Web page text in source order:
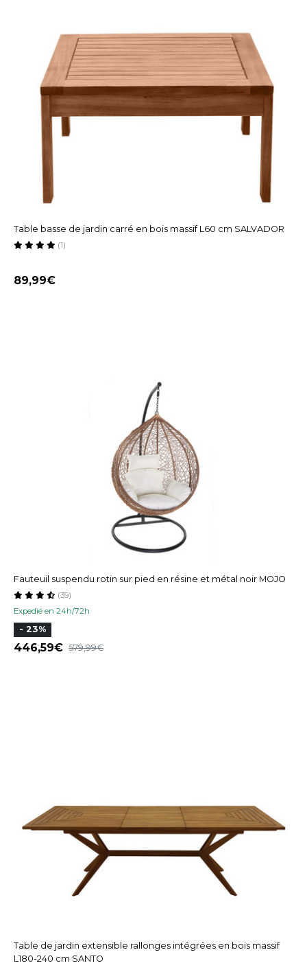
Table basse de jardin carré en bois massif L60 cm SALVADOR
(1)
89,99
Fauteuil suspendu rotin sur pied en résine et métal noir MOJO
Expedié en 24h/72h
(39)
- 23%
446,59 579,99
Table de jardin extensible rallonges intégrées en bois massif
L180-240 cm SANTO